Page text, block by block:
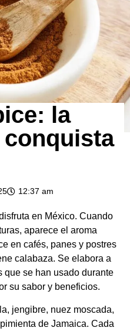
la
conquista
12:37 am
en México. Cuando
aparece el aroma
en cafés, panes y postres
calabaza. Se elabora a
que se han usado durante
su sabor y beneficios.
jengibre, nuez moscada,
de Jamaica. Cada